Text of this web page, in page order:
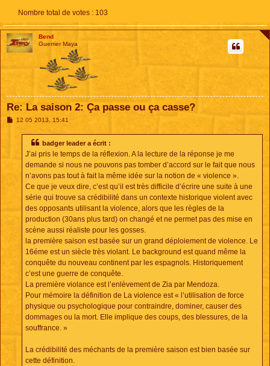
Nombre total de votes : 103
Bend
Guerrier Maya
Re: La saison 2: Ça passe ou ça casse?
M12 05 2013, 15:41
badger leader a écrit :
J’ai pris le temps de la réflexion. A la lecture de la réponse je me
demande si nous ne pouvons pas tomber d’accord sur le fait que nous
n’avons pas tout à fait la même idée sur la notion de « violence ».
Ce que je veux dire, c’est qu’il est très difficile d’écrire une suite à une
série qui trouve sa crédibilité dans un contexte historique violent avec
des opposants utilisant la violence, alors que les règles de la
production (30ans plus tard) on changé et ne permet pas des mise en
scène aussi réaliste pour les gosses.
la première saison est basée sur un grand déploiement de violence. Le
16éme est un siècle très violant. Le background est quand même la
conquête du nouveau continent par les espagnols. Historiquement
c’est une guerre de conquête.
La première violance est l’enlèvement de Zia par Mendoza.
Pour mémoire la définition de La violence est « l’utilisation de force
physique ou psychologique pour contraindre, dominer, causer des
dommages ou la mort. Elle implique des coups, des blessures, de la
souffrance. »
La crédibilité des méchants de la première saison est bien basée sur
cette définition.